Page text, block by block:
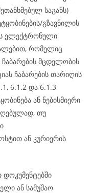
საგანს)
გზავნილის
ელექტრონული
რომელიც
ჩაბარების მცდელობის
ჩაბარების თარიღის
6.1.2 და 6.1.3
ან ნებისმიერი
თუ
ან კურიერის
ან სამუშაო